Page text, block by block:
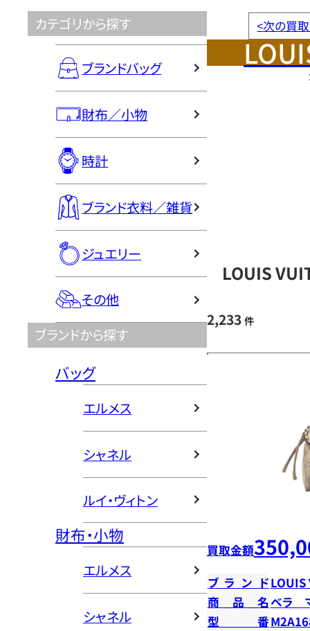
カテゴリから探す
ブランドバッグ
財布／小物
時計
ブランド衣料／雑貨
ジュエリー
その他
ブランドから探す
バッグ
エルメス
シャネル
ルイ・ヴィトン
財布・小物
エルメス
シャネル
<次の買
LOUIS
2,233 件
買取金額
ブランドLOUIS
商品名ベラ
型番